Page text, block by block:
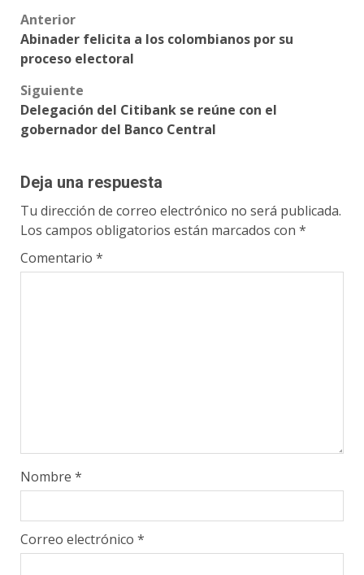
Post
navigation
Anterior
Abinader felicita a los colombianos por su
proceso electoral
Siguiente
Delegación del Citibank se reúne con el
gobernador del Banco Central
Deja una respuesta
Tu dirección de correo electrónico no será publicada.
Los campos obligatorios están marcados con *
Comentario *
Nombre *
Correo electrónico *